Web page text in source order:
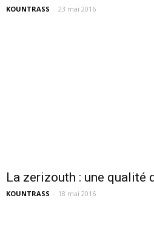
KOUNTRASS - 23 mai 2016
La zerizouth : une qualité
KOUNTRASS - 18 mai 2016